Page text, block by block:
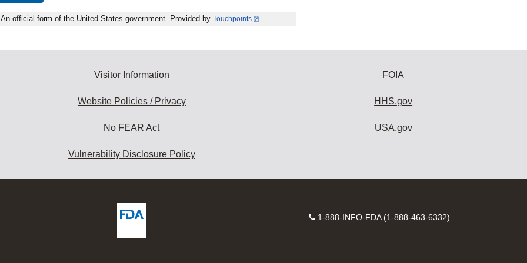
An official form of the United States government. Provided by Touchpoints
Visitor Information
Website Policies / Privacy
No FEAR Act
Vulnerability Disclosure Policy
FOIA
HHS.gov
USA.gov
Contact
1-888-INFO-FDA (1-888-463-6332)